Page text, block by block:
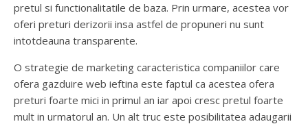
pretul si functionalitatile de baza. Prin urmare, acestea vor
oferi preturi derizorii insa astfel de propuneri nu sunt
intotdeauna transparente.
O strategie de marketing caracteristica companiilor care
ofera gazduire web ieftina este faptul ca acestea ofera
preturi foarte mici in primul an iar apoi cresc pretul foarte
mult in urmatorul an. Un alt truc este posibilitatea adaugarii